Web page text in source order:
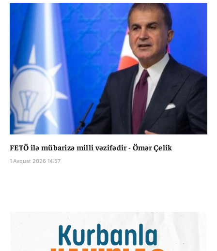
FETÖ ilə mübarizə milli vəzifədir - Ömər Çelik
1 Avqust 2026 14:57